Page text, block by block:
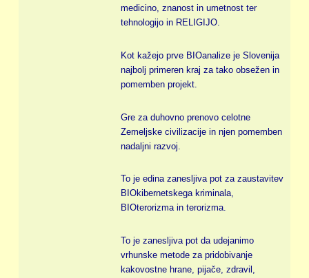
medicino, znanost in umetnost ter
tehnologijo in RELIGIJO.
Kot kažejo prve BIOanalize je Slovenija
najbolj primeren kraj za tako obsežen in
pomemben projekt.
Gre za duhovno prenovo celotne
Zemeljske civilizacije in njen pomemben
nadaljni razvoj.
To je edina zanesljiva pot za zaustavitev
BIOkibernetskega kriminala,
BIOterorizma in terorizma.
To je zanesljiva pot da udejanimo
vrhunske metode za pridobivanje
kakovostne hrane, pijače, zdravil,